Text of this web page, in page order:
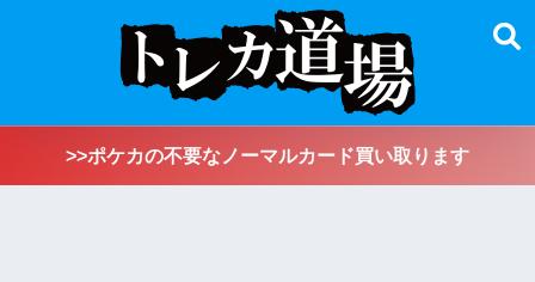
>>ポケカの不要なノーマルカード買い取ります